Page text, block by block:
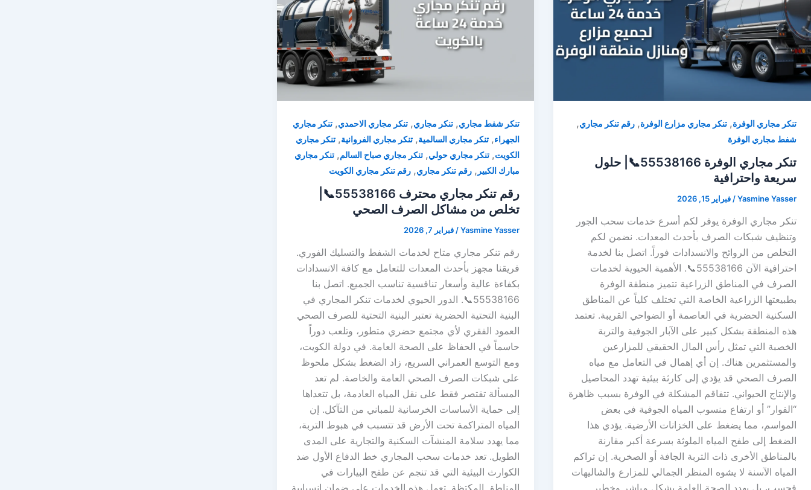
تنكر مجاري الوفرة, تنكر مجاري مزارع الوفرة, رقم تنكر مجاري,
شفط مجاري الوفرة
تنكر مجاري الوفرة 55538166📞| حلول
سريعة واحترافية
Yasmine Yasser
/ فبراير 15, 2026
تنكر مجاري الوفرة يوفر لكم أسرع خدمات سحب الجور
وتنظيف شبكات الصرف بأحدث المعدات. نضمن لكم
التخلص من الروائح والانسدادات فوراً. اتصل بنا لخدمة
احترافية الآن 55538166📞. الأهمية الحيوية لخدمات
الصرف في المناطق الزراعية تتميز منطقة الوفرة
بطبيعتها الزراعية الخاصة التي تختلف كلياً عن المناطق
السكنية الحضرية في العاصمة أو الضواحي القريبة. تعتمد
هذه المنطقة بشكل كبير على الآبار الجوفية والتربة
الخصبة التي تمثل رأس المال الحقيقي للمزارعين
والمستثمرين هناك. إن أي إهمال في التعامل مع مياه
الصرف الصحي قد يؤدي إلى كارثة بيئية تهدد المحاصيل
والإنتاج الحيواني. تتفاقم المشكلة في الوفرة بسبب ظاهرة
“الفوار” أو ارتفاع منسوب المياه الجوفية في بعض
المواسم، مما يضغط على الخزانات الأرضية. يؤدي هذا
الضغط إلى طفح المياه الملوثة بسرعة أكبر مقارنة
بالمناطق الأخرى ذات التربة الجافة أو الصخرية. إن تراكم
المياه الآسنة لا يشوه المنظر الجمالي للمزارع والشاليهات
تنكر شفط مجاري, تنكر مجاري, تنكر مجاري الاحمدي, تنكر مجاري
الجهراء, تنكر مجاري السالمية, تنكر مجاري الفروانية, تنكر مجاري
الكويت, تنكر مجاري حولي, تنكر مجاري صباح السالم, تنكر مجاري
مبارك الكبير , رقم تنكر مجاري, رقم تنكر مجاري الكويت
رقم تنكر مجاري محترف 55538166📞|
تخلص من مشاكل الصرف الصحي
Yasmine Yasser
/ فبراير 7, 2026
رقم تنكر مجاري متاح لخدمات الشفط والتسليك الفوري.
فريقنا مجهز بأحدث المعدات للتعامل مع كافة الانسدادات
بكفاءة عالية وأسعار تنافسية تناسب الجميع. اتصل بنا
55538166📞. الدور الحيوي لخدمات تنكر المجاري في
البنية التحتية الحضرية تعتبر البنية التحتية للصرف الصحي
العمود الفقري لأي مجتمع حضري متطور، وتلعب دوراً
حاسماً في الحفاظ على الصحة العامة. في دولة الكويت،
ومع التوسع العمراني السريع، زاد الضغط بشكل ملحوظ
على شبكات الصرف الصحي العامة والخاصة. لم تعد
المسألة تقتصر فقط على نقل المياه العادمة، بل تتعداها
إلى حماية الأساسات الخرسانية للمباني من التآكل. إن
المياه المتراكمة تحت الأرض قد تتسبب في هبوط التربة،
مما يهدد سلامة المنشآت السكنية والتجارية على المدى
الطويل. تعد خدمات سحب المجاري خط الدفاع الأول ضد
الكوارث البيئية التي قد تنجم عن طفح البيارات في